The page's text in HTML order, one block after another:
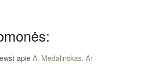
apie A. Medalinskas. Ar